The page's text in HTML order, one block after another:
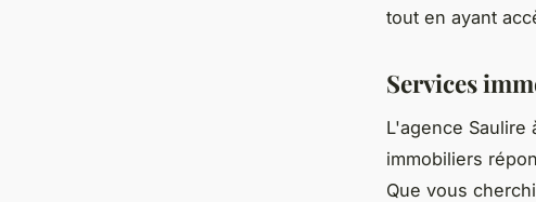
tout en ayant
Services
L'agence Saulire
immobiliers
Que vous